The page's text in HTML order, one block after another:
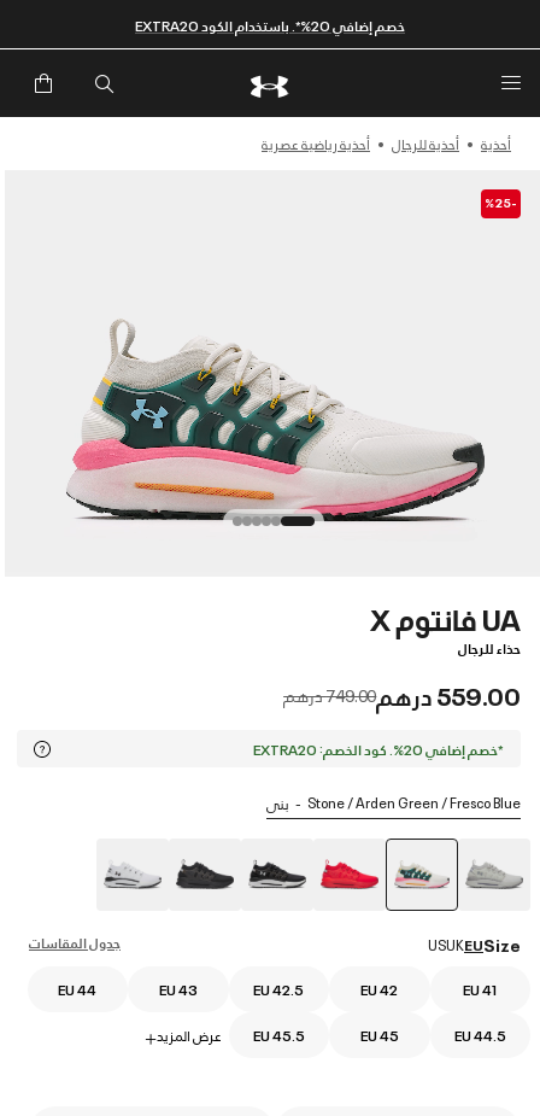
خصم إضافي 20%*. باستخدام الكود EXTRA20
أحذية أحذية للرجال أحذية رياضية عصرية
-%25
UA فانتوم X
حذاء للرجال
559.00 درهم Price reduced from
749.00 درهم to
*خصم إضافي 20%. كود الخصم: EXTRA20
Stone / Arden Green / Fresco Blue بنى
جدول المقاسات Size
EU
UK
US
EU 41
EU 42
EU 42.5
EU 43
EU 44
EU 44.5
EU 45
EU 45.5 عرض المزيد+